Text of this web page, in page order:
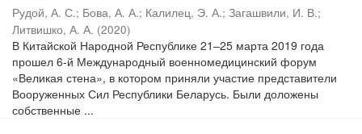
Рудой, А. С.; Бова, А. А.; Калилец, Э. А.; Загашвили, И. В.;
Литвишко, А. А. (2020)
В Китайской Народной Республике 21–25 марта 2019 года
прошел 6-й Международный военномедицинский форум
«Великая стена», в котором приняли участие представители
Вооруженных Сил Республики Беларусь. Были доложены
собственные ...